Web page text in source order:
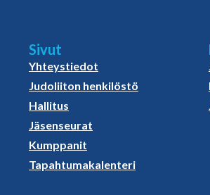
Sivut
Yhteystiedot
Judoliiton henkilöstö
Hallitus
Jäsenseurat
Kumppanit
Tapahtumakalenteri